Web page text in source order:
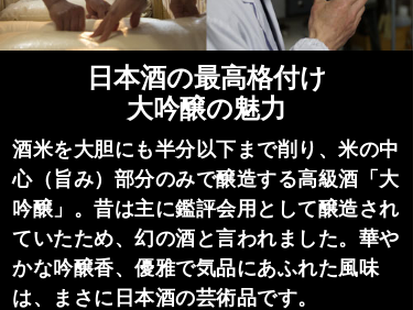
日本酒の最高格付け
大吟醸の魅力
酒米を大胆にも半分以下まで削り、米の中
心（旨み）部分のみで醸造する高級酒「大
吟醸」。昔は主に鑑評会用として醸造され
ていたため、幻の酒と言われました。華や
かな吟醸香、優雅で気品にあふれた風味
は、まさに日本酒の芸術品です。